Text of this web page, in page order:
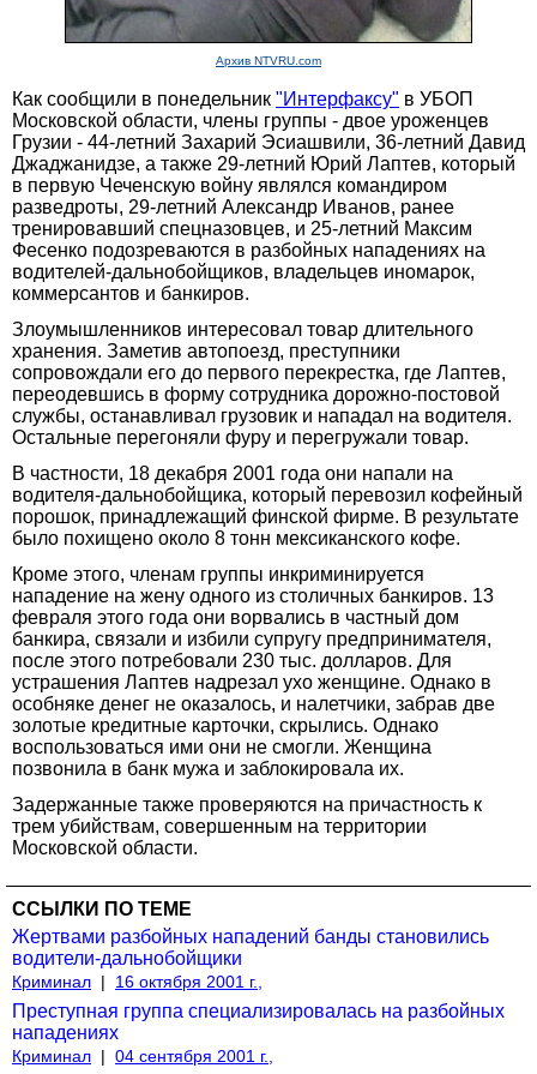
Архив NTVRU.com
Как сообщили в понедельник "Интерфаксу" в УБОП
Московской области, члены группы - двое уроженцев
Грузии - 44-летний Захарий Эсиашвили, 36-летний Давид
Джаджанидзе, а также 29-летний Юрий Лаптев, который
в первую Чеченскую войну являлся командиром
разведроты, 29-летний Александр Иванов, ранее
тренировавший спецназовцев, и 25-летний Максим
Фесенко подозреваются в разбойных нападениях на
водителей-дальнобойщиков, владельцев иномарок,
коммерсантов и банкиров.
Злоумышленников интересовал товар длительного
хранения. Заметив автопоезд, преступники
сопровождали его до первого перекрестка, где Лаптев,
переодевшись в форму сотрудника дорожно-постовой
службы, останавливал грузовик и нападал на водителя.
Остальные перегоняли фуру и перегружали товар.
В частности, 18 декабря 2001 года они напали на
водителя-дальнобойщика, который перевозил кофейный
порошок, принадлежащий финской фирме. В результате
было похищено около 8 тонн мексиканского кофе.
Кроме этого, членам группы инкриминируется
нападение на жену одного из столичных банкиров. 13
февраля этого года они ворвались в частный дом
банкира, связали и избили супругу предпринимателя,
после этого потребовали 230 тыс. долларов. Для
устрашения Лаптев надрезал ухо женщине. Однако в
особняке денег не оказалось, и налетчики, забрав две
золотые кредитные карточки, скрылись. Однако
воспользоваться ими они не смогли. Женщина
позвонила в банк мужа и заблокировала их.
Задержанные также проверяются на причастность к
трем убийствам, совершенным на территории
Московской области.
ССЫЛКИ ПО ТЕМЕ
Жертвами разбойных нападений банды становились
водители-дальнобойщики
Криминал | 16 октября 2001 г.,
Преступная группа специализировалась на разбойных
нападениях
Криминал | 04 сентября 2001 г.,